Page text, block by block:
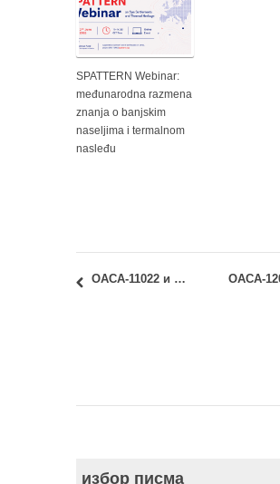
SPATTERN Webinar:
međunarodna razmena
znanja o banjskim
naseljima i termalnom
nasleđu
ОАСА-11022 и ИАСА-11022 – Архитектура данас: Априлски испитни рок
избор писма